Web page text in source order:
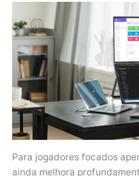
Para jogadores focados
ainda melhora